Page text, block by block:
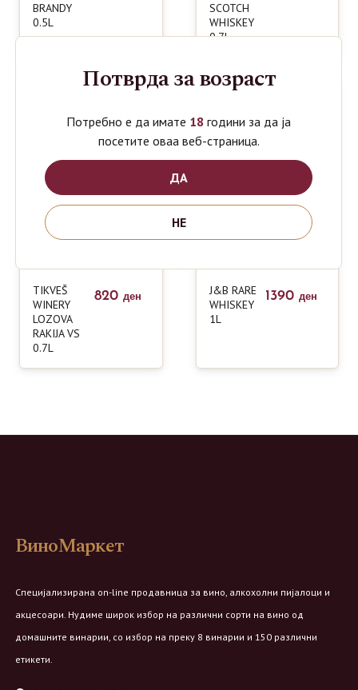
BRANDY
0.5L
SCOTCH
WHISKEY
0.7L
TIKVEŠ
WINERY
LOZOVA
RAKIJA VS
0.7L
820 ден
J&B RARE
WHISKEY
1L
1390 ден
ВиноМаркет
Специјализирана on-line продавница за вино, алкохолни пијалоци и
акцесоари. Нудиме широк избор на различни сорти на вино од
домашните винарии, со избор на преку 8 винарии и 150 различни
етикети.
Потврда за возраст
Потребно е да имате 18 години за да ја
посетите оваа веб-страница.
ДА
НЕ